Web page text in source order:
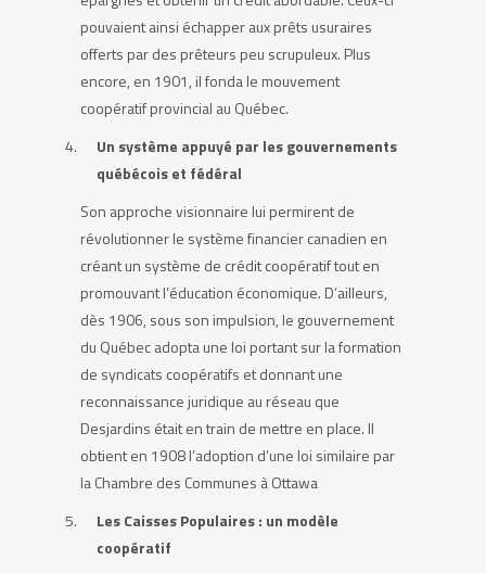
pouvaient ainsi échapper aux prêts usuraires
offerts par des prêteurs peu scrupuleux. Plus
encore, en 1901, il fonda le mouvement
coopératif provincial au Québec.
Un système appuyé par les gouvernements
québécois et fédéral
Son approche visionnaire lui permirent de
révolutionner le système financier canadien en
créant un système de crédit coopératif tout en
promouvant l’éducation économique. D’ailleurs,
dès 1906, sous son impulsion, le gouvernement
du Québec adopta une loi portant sur la formation
de syndicats coopératifs et donnant une
reconnaissance juridique au réseau que
Desjardins était en train de mettre en place. Il
obtient en 1908 l’adoption d’une loi similaire par
la Chambre des Communes à Ottawa
Les Caisses Populaires : un modèle
coopératif